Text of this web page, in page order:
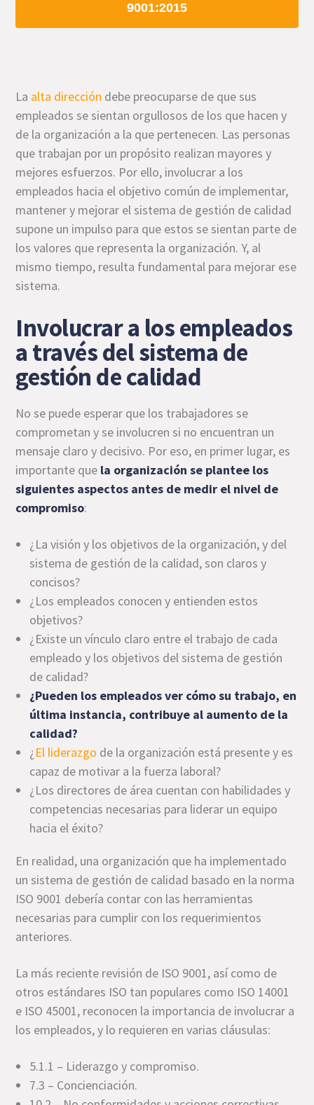
9001:2015
La alta dirección debe preocuparse de que sus
empleados se sientan orgullosos de los que hacen y
de la organización a la que pertenecen. Las personas
que trabajan por un propósito realizan mayores y
mejores esfuerzos. Por ello, involucrar a los
empleados hacia el objetivo común de implementar,
mantener y mejorar el sistema de gestión de calidad
supone un impulso para que estos se sientan parte de
los valores que representa la organización. Y, al
mismo tiempo, resulta fundamental para mejorar ese
sistema.
Involucrar a los empleados
a través del sistema de
gestión de calidad
No se puede esperar que los trabajadores se
comprometan y se involucren si no encuentran un
mensaje claro y decisivo. Por eso, en primer lugar, es
importante que la organización se plantee los
siguientes aspectos antes de medir el nivel de
compromiso:
¿La visión y los objetivos de la organización, y del
sistema de gestión de la calidad, son claros y
concisos?
¿Los empleados conocen y entienden estos
objetivos?
¿Existe un vínculo claro entre el trabajo de cada
empleado y los objetivos del sistema de gestión
de calidad?
¿Pueden los empleados ver cómo su trabajo, en
última instancia, contribuye al aumento de la
calidad?
¿ El liderazgo de la organización está presente y es
capaz de motivar a la fuerza laboral?
¿Los directores de área cuentan con habilidades y
competencias necesarias para liderar un equipo
hacia el éxito?
En realidad, una organización que ha implementado
un sistema de gestión de calidad basado en la norma
ISO 9001 debería contar con las herramientas
necesarias para cumplir con los requerimientos
anteriores.
La más reciente revisión de ISO 9001, así como de
otros estándares ISO tan populares como ISO 14001
e ISO 45001, reconocen la importancia de involucrar a
los empleados, y lo requieren en varias cláusulas:
5.1.1 – Liderazgo y compromiso.
7.3 – Concienciación.